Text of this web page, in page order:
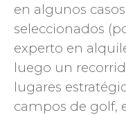
en algunos
seleccionados
experto en
luego un
lugares
campos de golf,